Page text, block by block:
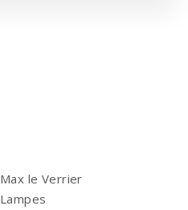
Max le Verrier
Lampes